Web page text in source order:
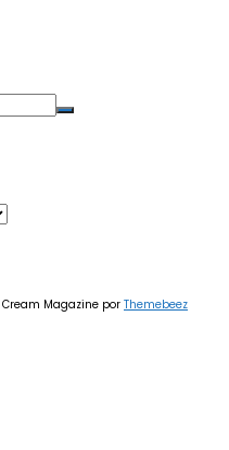
Cream Magazine por Themebeez